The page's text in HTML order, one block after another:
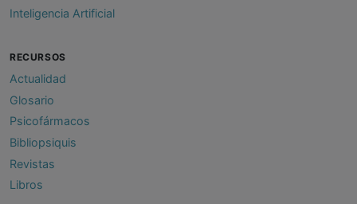
Inteligencia Artificial
RECURSOS
Actualidad
Glosario
Psicofármacos
Bibliopsiquis
Revistas
Libros